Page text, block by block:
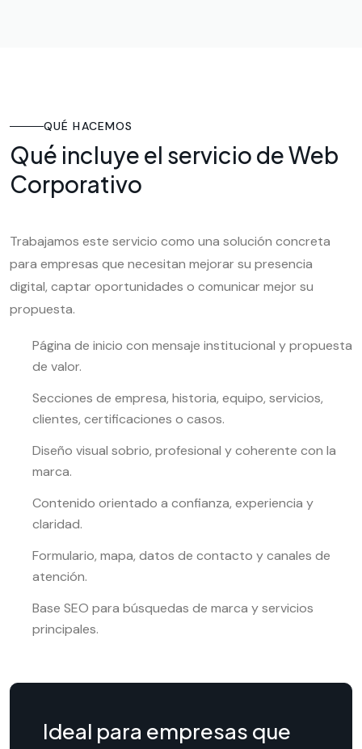
QUÉ HACEMOS
Qué incluye el servicio de Web
Corporativo
Trabajamos este servicio como una solución concreta
para empresas que necesitan mejorar su presencia
digital, captar oportunidades o comunicar mejor su
propuesta.
Página de inicio con mensaje institucional y propuesta
de valor.
Secciones de empresa, historia, equipo, servicios,
clientes, certificaciones o casos.
Diseño visual sobrio, profesional y coherente con la
marca.
Contenido orientado a confianza, experiencia y
claridad.
Formulario, mapa, datos de contacto y canales de
atención.
Base SEO para búsquedas de marca y servicios
principales.
Ideal para empresas que